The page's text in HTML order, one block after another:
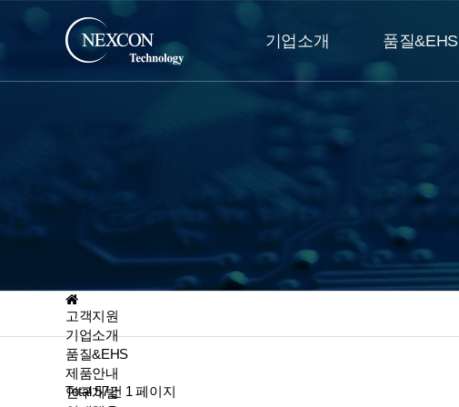
기업소개 품질&EHS
고객지원
기업소개
품질&EHS
제품안내
연구개발
Total 57건 1 페이지